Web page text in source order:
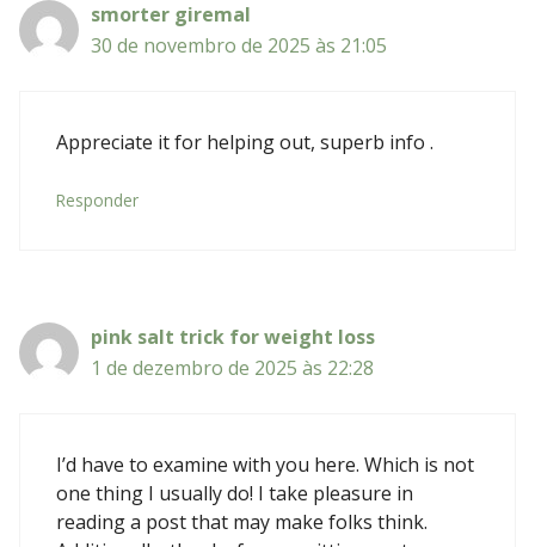
smorter giremal
30 de novembro de 2025 às 21:05
Appreciate it for helping out, superb info .
Responder
pink salt trick for weight loss
1 de dezembro de 2025 às 22:28
I’d have to examine with you here. Which is not
one thing I usually do! I take pleasure in
reading a post that may make folks think.